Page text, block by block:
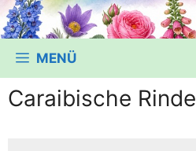
MENÜ
Caraibische Rinde